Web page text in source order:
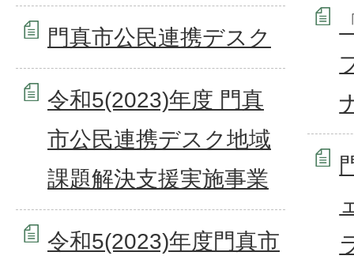
門真市公民連携デスク
令和5(2023)年度 門真
市公民連携デスク地域
課題解決支援実施事業
令和5(2023)年度門真市